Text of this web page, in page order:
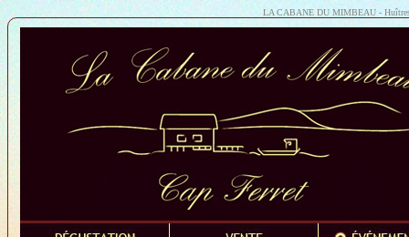
LA CABANE DU MIMBEAU -